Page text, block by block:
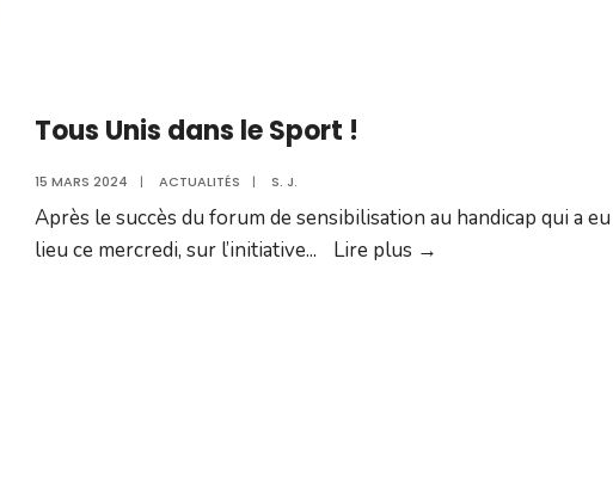
Tous Unis dans le Sport !
15 MARS 2024 | ACTUALITÉS | S. J.
Après le succès du forum de sensibilisation au handicap qui a eu
lieu ce mercredi, sur l’initiative... Lire plus →